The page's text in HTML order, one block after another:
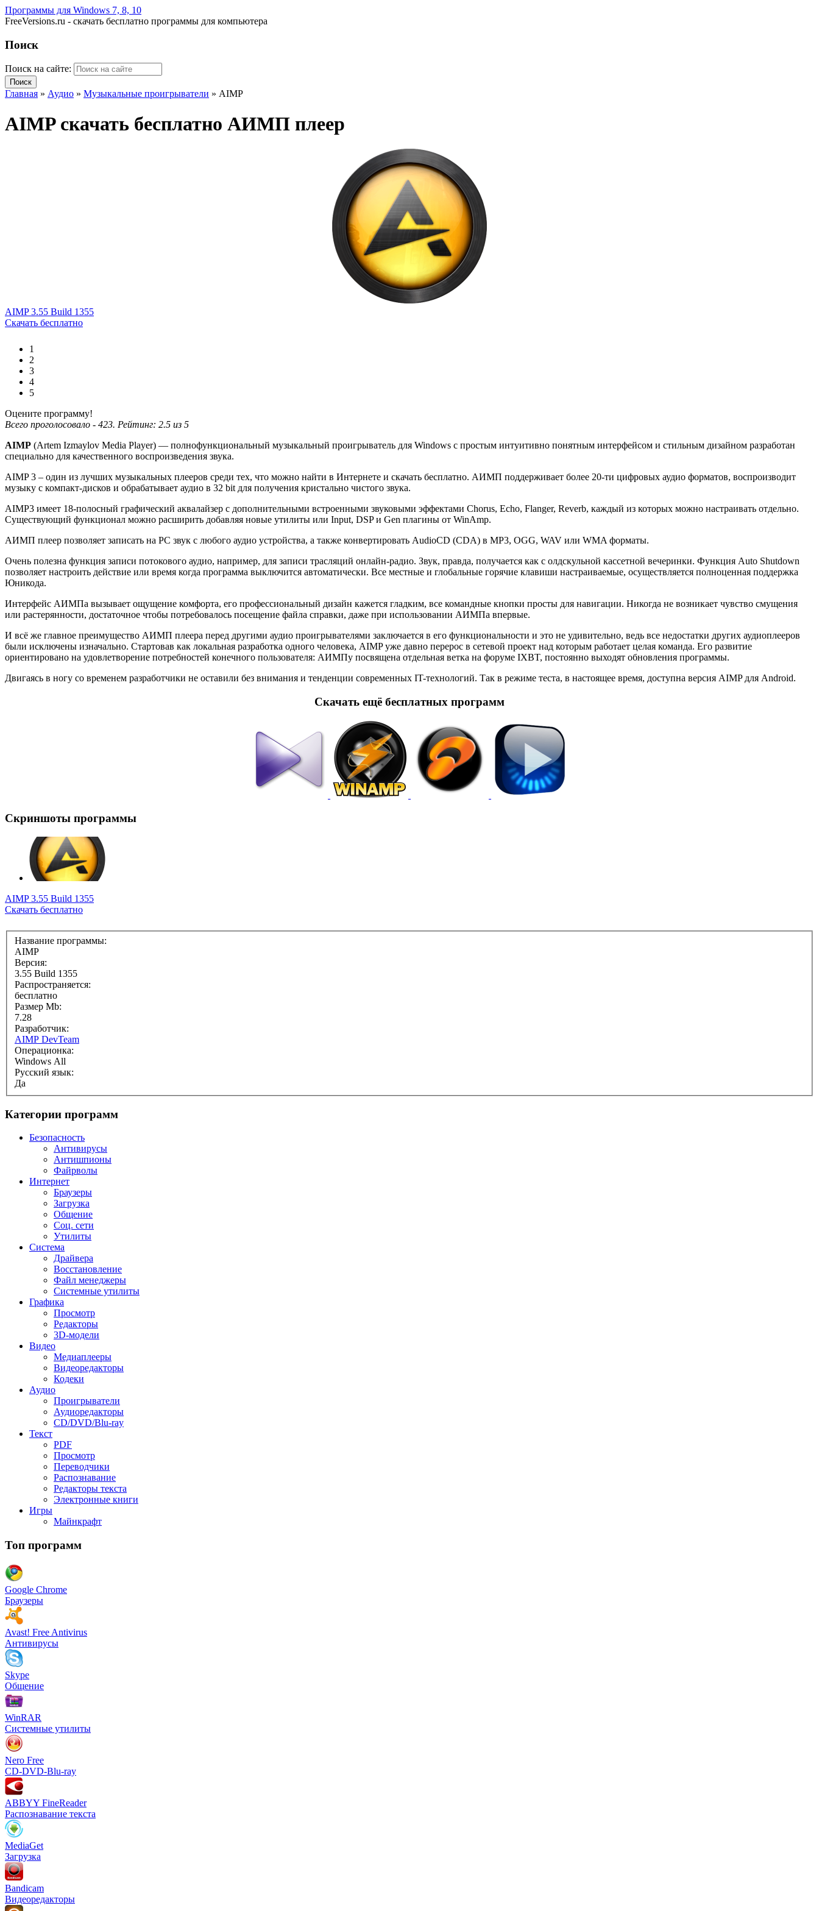
Программы для Windows 7, 8, 10
FreeVersions.ru - скачать бесплатно программы для компьютера
Поиск
Поиск на сайте:
Главная » Аудио » Музыкальные проигрыватели » AIMP
AIMP скачать бесплатно АИМП плеер
AIMP 3.55 Build 1355
Скачать бесплатно
1
2
3
4
5
Оцените программу!
Всего проголосовало - 423. Рейтинг: 2.5 из 5
AIMP (Artem Izmaylov Media Player) — полнофункциональный музыкальный проигрыватель для Windows с простым интуитивно понятным интерфейсом и стильным дизайном разработан
специально для качественного воспроизведения звука.
AIMP 3 – один из лучших музыкальных плееров среди тех, что можно найти в Интернете и скачать бесплатно. АИМП поддерживает более 20-ти цифровых аудио форматов, воспроизводит
музыку с компакт-дисков и обрабатывает аудио в 32 bit для получения кристально чистого звука.
AIMP3 имеет 18-полосный графический аквалайзер с дополнительными встроенными звуковыми эффектами Chorus, Echo, Flanger, Reverb, каждый из которых можно настраивать отдельно.
Существующий функционал можно расширить добавляя новые утилиты или Input, DSP и Gen плагины от WinAmp.
АИМП плеер позволяет записать на PC звук с любого аудио устройства, а также конвертировать AudioCD (CDA) в MP3, OGG, WAV или WMA форматы.
Очень полезна функция записи потокового аудио, например, для записи трасляций онлайн-радио. Звук, правда, получается как с олдскульной кассетной вечеринки. Функция Auto Shutdown
позволяет настроить действие или время когда программа выключится автоматически. Все местные и глобальные горячие клавиши настраиваемые, осуществляется полноценная поддержка
Юникода.
Интерфейс АИМПа вызывает ощущение комфорта, его профессиональный дизайн кажется гладким, все командные кнопки просты для навигации. Никогда не возникает чувство смущения
или растерянности, достаточное чтобы потребовалось посещение файла справки, даже при использовании АИМПа впервые.
И всё же главное преимущество АИМП плеера перед другими аудио проигрывателями заключается в его функциональности и это не удивительно, ведь все недостатки других аудиоплееров
были исключены изначально. Стартовав как локальная разработка одного человека, AIMP уже давно перерос в сетевой проект над которым работает целая команда. Его развитие
ориентировано на удовлетворение потребностей конечного пользователя: АИМПу посвящена отдельная ветка на форуме IXBT, постоянно выходят обновления программы.
Двигаясь в ногу со временем разработчики не оставили без внимания и тенденции современных IT-технологий. Так в режиме теста, в настоящее время, доступна версия AIMP для Android.
Cкачать ещё бесплатных программ
Скриншоты программы
AIMP 3.55 Build 1355
Скачать бесплатно
Название программы:
AIMP
Версия:
3.55 Build 1355
Распространяется:
бесплатно
Размер Mb:
7.28
Разработчик:
AIMP DevTeam
Операционка:
Windows All
Русский язык:
Да
Категории программ
Безопасность
Антивирусы
Антишпионы
Файрволы
Интернет
Браузеры
Загрузка
Общение
Соц. сети
Утилиты
Система
Драйвера
Восстановление
Файл менеджеры
Системные утилиты
Графика
Просмотр
Редакторы
3D-модели
Видео
Медиаплееры
Видеоредакторы
Кодеки
Аудио
Проигрыватели
Аудиоредакторы
CD/DVD/Blu-ray
Текст
PDF
Просмотр
Переводчики
Распознавание
Редакторы текста
Электронные книги
Игры
Майнкрафт
Топ программ
Google Chrome
Браузеры
Avast! Free Antivirus
Антивирусы
Skype
Общение
WinRAR
Системные утилиты
Nero Free
CD-DVD-Blu-ray
ABBYY FineReader
Распознавание текста
MediaGet
Загрузка
Bandicam
Видеоредакторы